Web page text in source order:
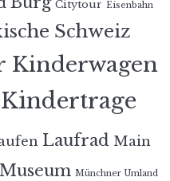
Citytour Eisenbahn
Schweiz
Kinderwagen
Kindertrage
Laufrad Main
Museum Münchner Umland